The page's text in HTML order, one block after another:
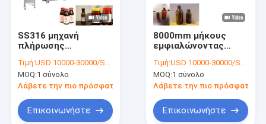
SS316 μηχανή
πλήρωσης
ντοματών
εμφιαλώνοντας
γραμμών της Pet
Τιμή:USD 10000-30000/SET
MOQ:1 σύνολο
Λάβετε την πιο πρόσφατη τιμή
Επικοινωνήστε
8000mm μήκους
εμφιαλώνοντας
σιροπιού γραμμών
παραγωγής
αυτόματη
Τιμή:USD 10000-30000/SET
MOQ:1 σύνολο
Λάβετε την πιο πρόσφατη
Επικοινωνήστε